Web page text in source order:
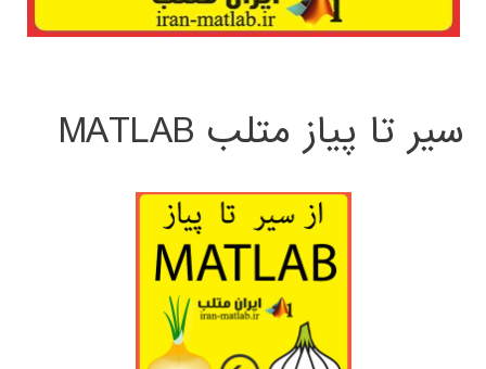
سیر تا پیاز متلب MATLAB